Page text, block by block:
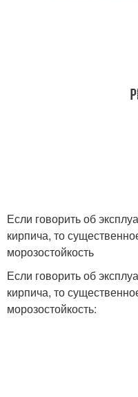
Если говорить об
кирпича, то
морозостойкость
Если говорить об
кирпича, то
морозостойкость: